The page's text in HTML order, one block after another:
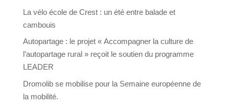
La vélo école de Crest : un été entre balade et
cambouis
Autopartage : le projet « Accompagner la culture de
l’autopartage rural » reçoit le soutien du programme
LEADER
Dromolib se mobilise pour la Semaine européenne de
la mobilité.